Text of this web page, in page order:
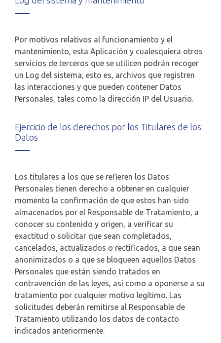
Por motivos relativos al funcionamiento y el
mantenimiento, esta Aplicación y cualesquiera otros
servicios de terceros que se utilicen podrán recoger
un Log del sistema, esto es, archivos que registren
las interacciones y que pueden contener Datos
Personales, tales como la dirección IP del Usuario.
Ejercicio de los derechos por los Titulares de los
Datos
Los titulares a los que se refieren los Datos
Personales tienen derecho a obtener en cualquier
momento la confirmación de que estos han sido
almacenados por el Responsable de Tratamiento, a
conocer su contenido y origen, a verificar su
exactitud o solicitar que sean completados,
cancelados, actualizados o rectificados, a que sean
anonimizados o a que se bloqueen aquellos Datos
Personales que están siendo tratados en
contravención de las leyes, así como a oponerse a su
tratamiento por cualquier motivo legítimo. Las
solicitudes deberán remitirse al Responsable de
Tratamiento utilizando los datos de contacto
indicados anteriormente.